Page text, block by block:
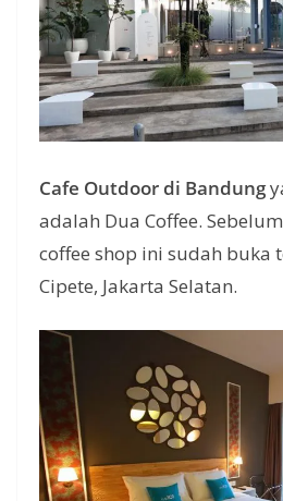
Cafe Outdoor di Bandung
adalah Dua Coffee.
coffee shop ini sudah buka
Cipete, Jakarta Selatan.